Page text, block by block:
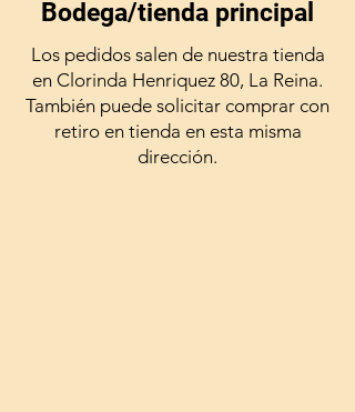
Bodega/tienda principal
Los pedidos salen de nuestra tienda
en Clorinda Henriquez 80, La Reina.
También puede solicitar comprar con
retiro en tienda en esta misma
dirección.